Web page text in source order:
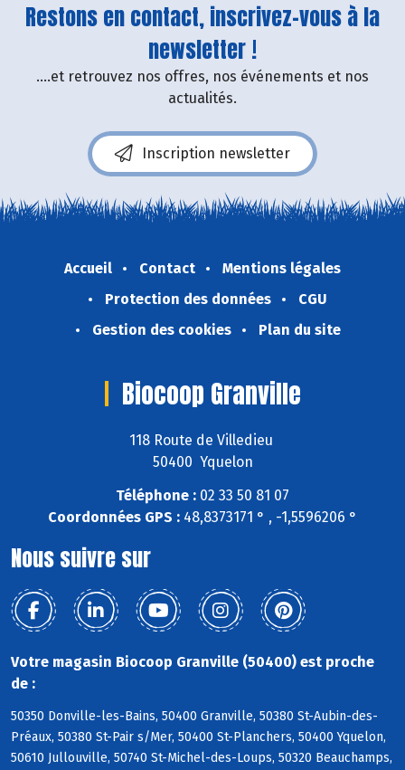
Restons en contact, inscrivez-vous à la
newsletter !
....et retrouvez nos offres, nos événements et nos
actualités.
Inscription newsletter
Accueil Contact
Mentions légales
Protection des données
CGU
Gestion des cookies
Plan du site
Biocoop Granville
118 Route de Villedieu
50400 Yquelon
Téléphone : 02 33 50 81 07
Coordonnées GPS : 48,8373171 ° , -1,5596206 °
Nous suivre sur
Votre magasin Biocoop Granville (50400) est proche
de :
50350 Donville-les-Bains, 50400 Granville, 50380 St-Aubin-des-
Préaux, 50380 St-Pair s/Mer, 50400 St-Planchers, 50400 Yquelon,
50610 Jullouville, 50740 St-Michel-des-Loups, 50320 Beauchamps,